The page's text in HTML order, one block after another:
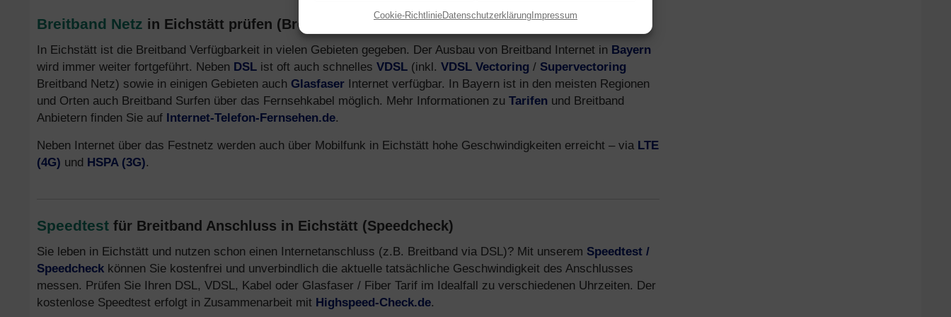
Cookie-RichtlinieDatenschutzerklärungImpressum
Breitband Netz in Eichstätt prüfen (Breitband Verfügbarkeit)
In Eichstätt ist die Breitband Verfügbarkeit in vielen Gebieten gegeben. Der Ausbau von Breitband Internet in Bayern
wird immer weiter fortgeführt. Neben DSL ist oft auch schnelles VDSL (inkl. VDSL Vectoring / Supervectoring
Breitband Netz) sowie in einigen Gebieten auch Glasfaser Internet verfügbar. In Bayern ist in den meisten Regionen
und Orten auch Breitband Surfen über das Fernsehkabel möglich. Mehr Informationen zu Tarifen und Breitband
Anbietern finden Sie auf Internet-Telefon-Fernsehen.de.
Neben Internet über das Festnetz werden auch über Mobilfunk in Eichstätt hohe Geschwindigkeiten erreicht – via LTE
(4G) und HSPA (3G).
Speedtest für Breitband Anschluss in Eichstätt (Speedcheck)
Sie leben in Eichstätt und nutzen schon einen Internetanschluss (z.B. Breitband via DSL)? Mit unserem Speedtest /
Speedcheck können Sie kostenfrei und unverbindlich die aktuelle tatsächliche Geschwindigkeit des Anschlusses
messen. Prüfen Sie Ihren DSL, VDSL, Kabel oder Glasfaser / Fiber Tarif im Idealfall zu verschiedenen Uhrzeiten. Der
kostenlose Speedtest erfolgt in Zusammenarbeit mit Highspeed-Check.de.